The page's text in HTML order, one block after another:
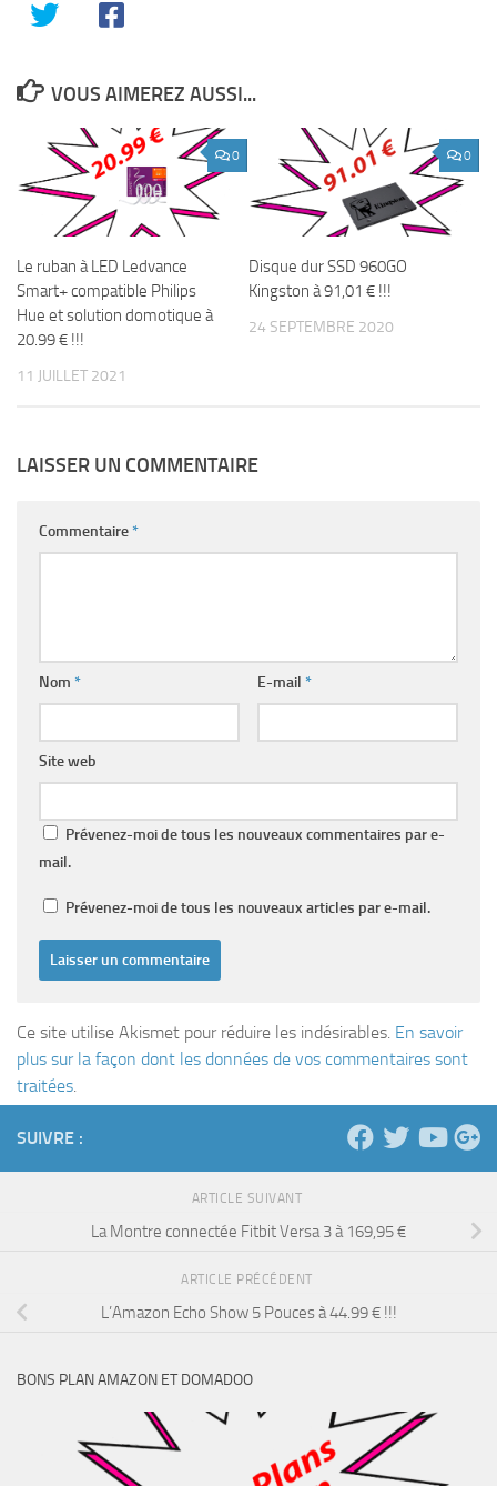
VOUS AIMEREZ AUSSI...
0
Le ruban à LED Ledvance
Smart+ compatible Philips
Hue et solution domotique à
20.99 € !!!
11 JUILLET 2021
0
Disque dur SSD 960GO
Kingston à 91,01 € !!!
24 SEPTEMBRE 2020
LAISSER UN COMMENTAIRE
Commentaire*
Nom * E-mail *
Site web
Prévenez-moi de tous les nouveaux commentaires par e-
mail.
Prévenez-moi de tous les nouveaux articles par e-mail.
Ce site utilise Akismet pour réduire les indésirables. En savoir
plus sur la façon dont les données de vos commentaires sont
traitées.
SUIVRE :
ARTICLE SUIVANT
La Montre connectée Fitbit Versa 3 à 169,95 €
ARTICLE PRÉCÉDENT
L’Amazon Echo Show 5 Pouces à 44.99 € !!!
BONS PLAN AMAZON ET DOMADOO